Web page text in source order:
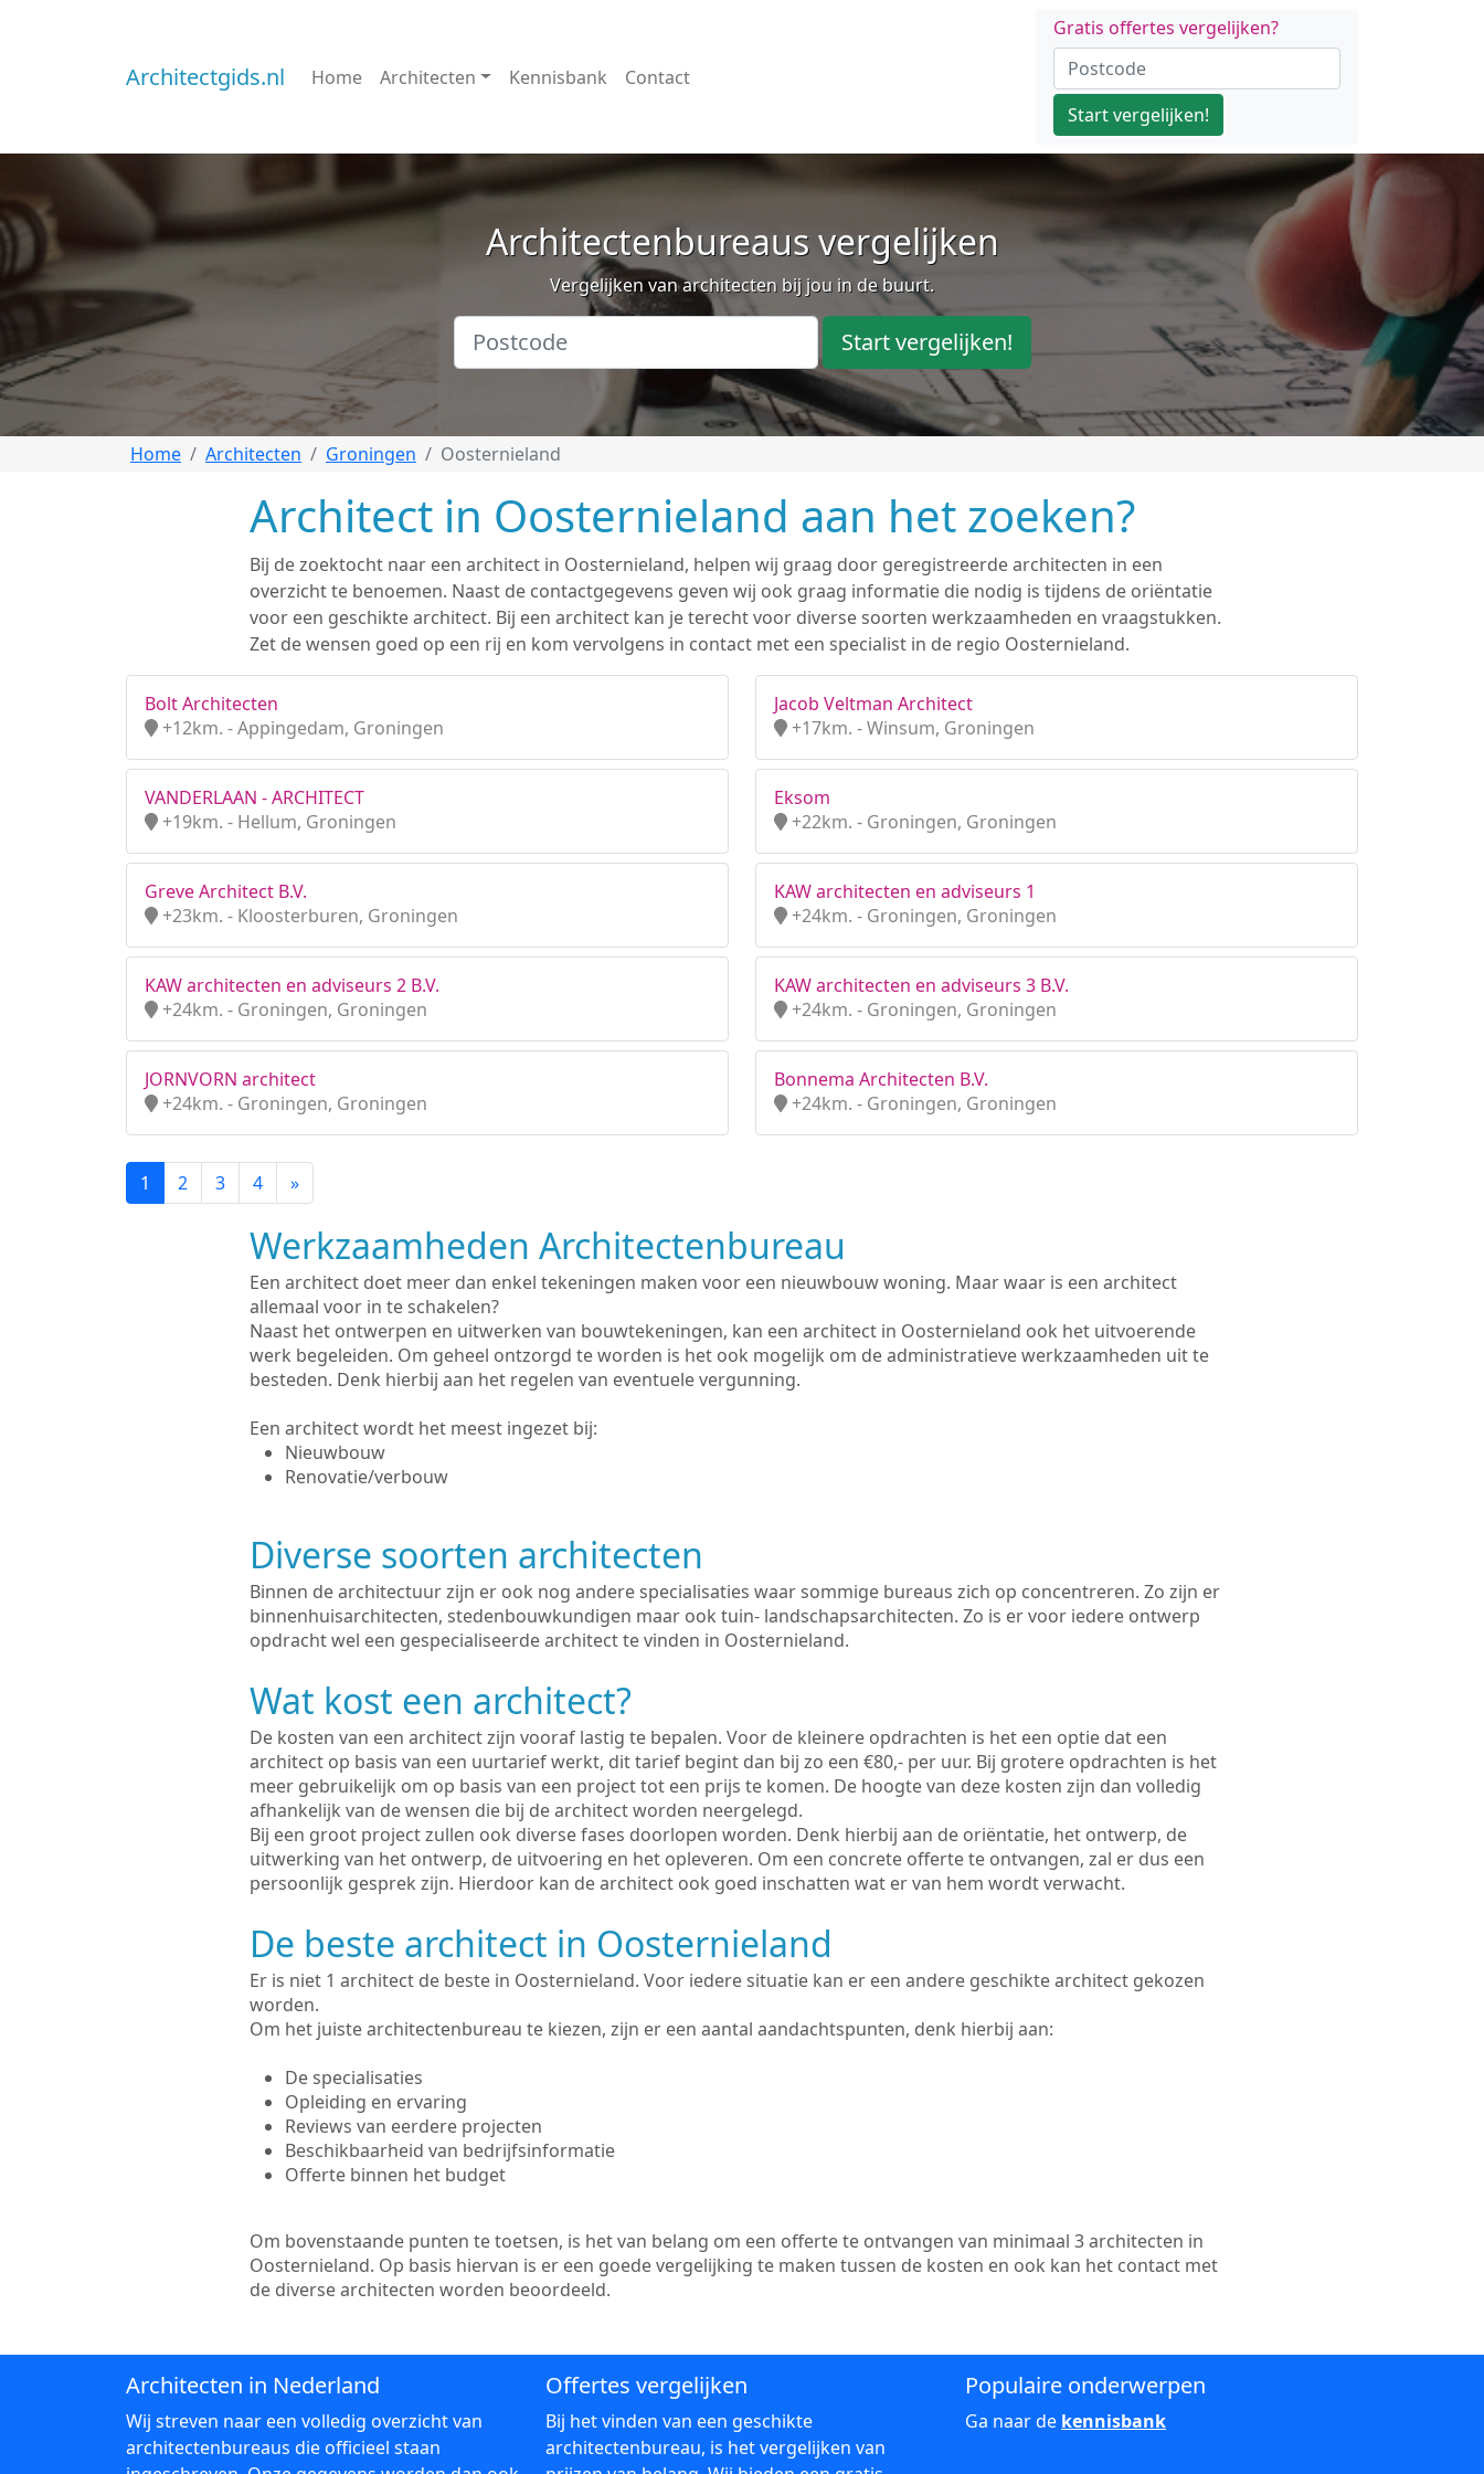
Architectgids.nl Home Architecten Kennisbank Contact
Gratis offertes vergelijken?
Start vergelijken!
Architectenbureaus vergelijken
Vergelijken van architecten bij jou in de buurt.
Start vergelijken!
Home Architecten Groningen Oosternieland
Architect in Oosternieland aan het zoeken?
Bij de zoektocht naar een architect in Oosternieland, helpen wij graag door geregistreerde architecten in een
overzicht te benoemen. Naast de contactgegevens geven wij ook graag informatie die nodig is tijdens de oriëntatie
voor een geschikte architect. Bij een architect kan je terecht voor diverse soorten werkzaamheden en vraagstukken.
Zet de wensen goed op een rij en kom vervolgens in contact met een specialist in de regio Oosternieland.
Bolt Architecten
+12km. - Appingedam, Groningen
Jacob Veltman Architect
+17km. - Winsum, Groningen
VANDERLAAN - ARCHITECT
+19km. - Hellum, Groningen
Eksom
+22km. - Groningen, Groningen
Greve Architect B.V.
+23km. - Kloosterburen, Groningen
KAW architecten en adviseurs 1
+24km. - Groningen, Groningen
KAW architecten en adviseurs 2 B.V.
+24km. - Groningen, Groningen
KAW architecten en adviseurs 3 B.V.
+24km. - Groningen, Groningen
JORNVORN architect
+24km. - Groningen, Groningen
Bonnema Architecten B.V.
+24km. - Groningen, Groningen
1 2 3 4 »
Werkzaamheden Architectenbureau
Een architect doet meer dan enkel tekeningen maken voor een nieuwbouw woning. Maar waar is een architect
allemaal voor in te schakelen?
Naast het ontwerpen en uitwerken van bouwtekeningen, kan een architect in Oosternieland ook het uitvoerende
werk begeleiden. Om geheel ontzorgd te worden is het ook mogelijk om de administratieve werkzaamheden uit te
besteden. Denk hierbij aan het regelen van eventuele vergunning.
Een architect wordt het meest ingezet bij:
Nieuwbouw
Renovatie/verbouw
Diverse soorten architecten
Binnen de architectuur zijn er ook nog andere specialisaties waar sommige bureaus zich op concentreren. Zo zijn er
binnenhuisarchitecten, stedenbouwkundigen maar ook tuin- landschapsarchitecten. Zo is er voor iedere ontwerp
opdracht wel een gespecialiseerde architect te vinden in Oosternieland.
Wat kost een architect?
De kosten van een architect zijn vooraf lastig te bepalen. Voor de kleinere opdrachten is het een optie dat een
architect op basis van een uurtarief werkt, dit tarief begint dan bij zo een €80,- per uur. Bij grotere opdrachten is het
meer gebruikelijk om op basis van een project tot een prijs te komen. De hoogte van deze kosten zijn dan volledig
afhankelijk van de wensen die bij de architect worden neergelegd.
Bij een groot project zullen ook diverse fases doorlopen worden. Denk hierbij aan de oriëntatie, het ontwerp, de
uitwerking van het ontwerp, de uitvoering en het opleveren. Om een concrete offerte te ontvangen, zal er dus een
persoonlijk gesprek zijn. Hierdoor kan de architect ook goed inschatten wat er van hem wordt verwacht.
De beste architect in Oosternieland
Er is niet 1 architect de beste in Oosternieland. Voor iedere situatie kan er een andere geschikte architect gekozen
worden.
Om het juiste architectenbureau te kiezen, zijn er een aantal aandachtspunten, denk hierbij aan:
De specialisaties
Opleiding en ervaring
Reviews van eerdere projecten
Beschikbaarheid van bedrijfsinformatie
Offerte binnen het budget
Om bovenstaande punten te toetsen, is het van belang om een offerte te ontvangen van minimaal 3 architecten in
Oosternieland. Op basis hiervan is er een goede vergelijking te maken tussen de kosten en ook kan het contact met
de diverse architecten worden beoordeeld.
Architecten in Nederland
Wij streven naar een volledig overzicht van
architectenbureaus die officieel staan
Offertes vergelijken
Bij het vinden van een geschikte
architectenbureau, is het vergelijken van
Populaire onderwerpen
Ga naar de kennisbank